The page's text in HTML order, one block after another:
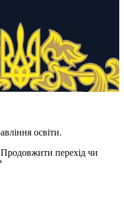
освіти.
перехід чи